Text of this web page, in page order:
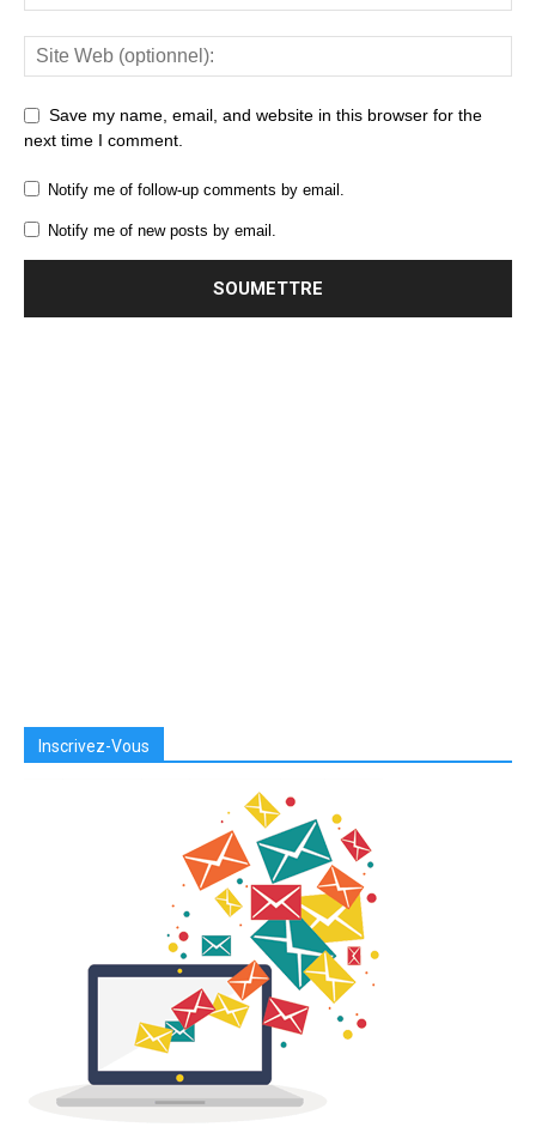
Save my name, email, and website in this browser for the
next time I comment.
Notify me of follow-up comments by email.
Notify me of new posts by email.
Inscrivez-Vous